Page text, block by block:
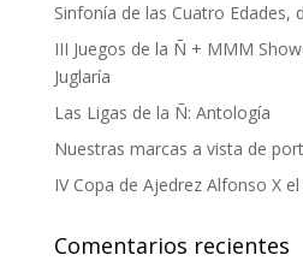
Sinfonía de las Cuatro Edades,
III Juegos de la Ñ + MMM
Juglaría
Las Ligas de la Ñ: Antología
Nuestras marcas a vista de
IV Copa de Ajedrez Alfonso X el
Comentarios recientes